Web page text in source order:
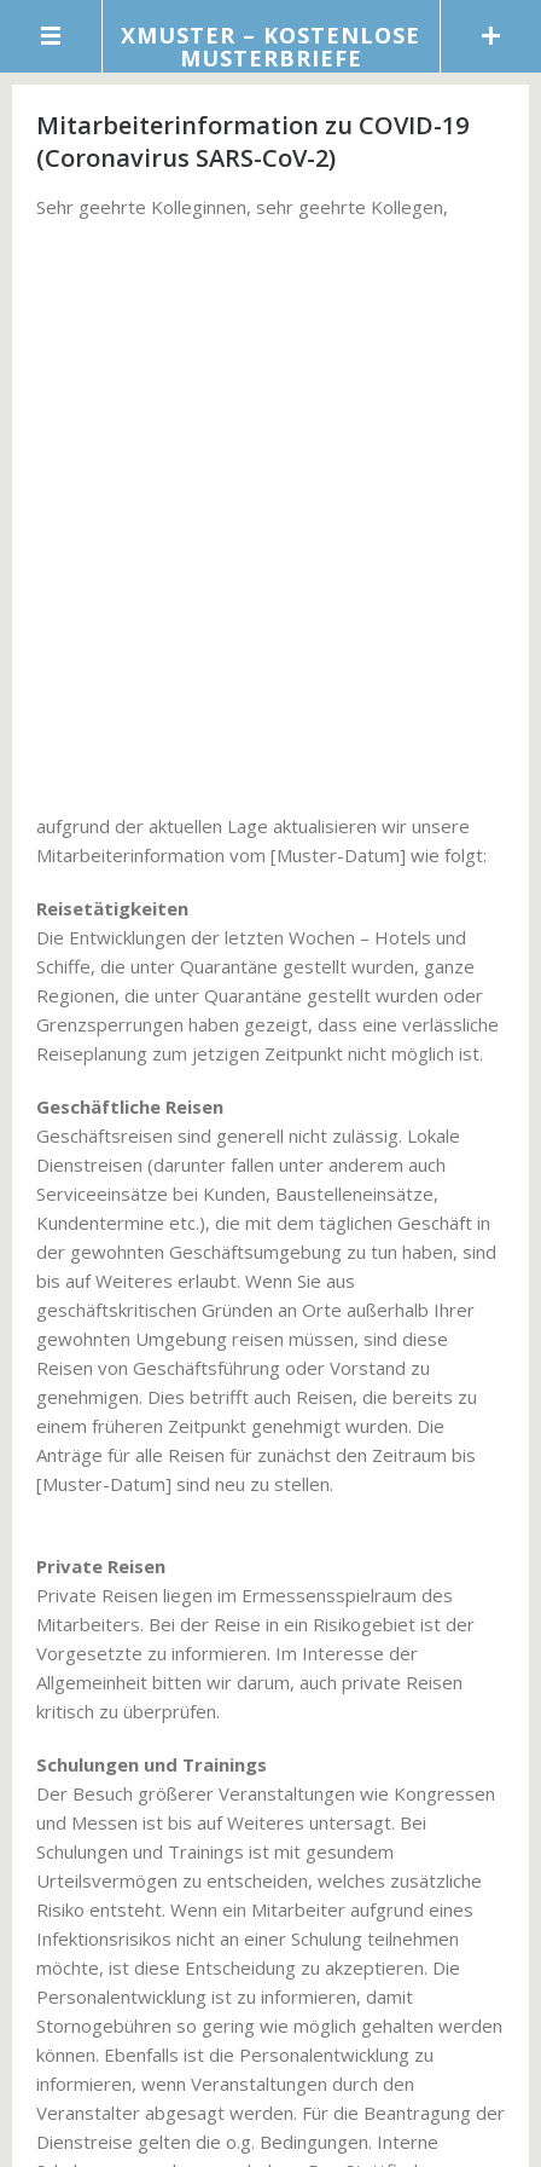
XMUSTER – KOSTENLOSE
MUSTERBRIEFE
Mitarbeiterinformation zu COVID-19
(Coronavirus SARS-CoV-2)
Sehr geehrte Kolleginnen, sehr geehrte Kollegen,
aufgrund der aktuellen Lage aktualisieren wir unsere
Mitarbeiterinformation vom [Muster-Datum] wie folgt:
Reisetätigkeiten
Die Entwicklungen der letzten Wochen – Hotels und
Schiffe, die unter Quarantäne gestellt wurden, ganze
Regionen, die unter Quarantäne gestellt wurden oder
Grenzsperrungen haben gezeigt, dass eine verlässliche
Reiseplanung zum jetzigen Zeitpunkt nicht möglich ist.
Geschäftliche Reisen
Geschäftsreisen sind generell nicht zulässig. Lokale
Dienstreisen (darunter fallen unter anderem auch
Serviceeinsätze bei Kunden, Baustelleneinsätze,
Kundentermine etc.), die mit dem täglichen Geschäft in
der gewohnten Geschäftsumgebung zu tun haben, sind
bis auf Weiteres erlaubt. Wenn Sie aus
geschäftskritischen Gründen an Orte außerhalb Ihrer
gewohnten Umgebung reisen müssen, sind diese
Reisen von Geschäftsführung oder Vorstand zu
genehmigen. Dies betrifft auch Reisen, die bereits zu
einem früheren Zeitpunkt genehmigt wurden. Die
Anträge für alle Reisen für zunächst den Zeitraum bis
[Muster-Datum] sind neu zu stellen.
Private Reisen
Private Reisen liegen im Ermessensspielraum des
Mitarbeiters. Bei der Reise in ein Risikogebiet ist der
Vorgesetzte zu informieren. Im Interesse der
Allgemeinheit bitten wir darum, auch private Reisen
kritisch zu überprüfen.
Schulungen und Trainings
Der Besuch größerer Veranstaltungen wie Kongressen
und Messen ist bis auf Weiteres untersagt. Bei
Schulungen und Trainings ist mit gesundem
Urteilsvermögen zu entscheiden, welches zusätzliche
Risiko entsteht. Wenn ein Mitarbeiter aufgrund eines
Infektionsrisikos nicht an einer Schulung teilnehmen
möchte, ist diese Entscheidung zu akzeptieren. Die
Personalentwicklung ist zu informieren, damit
Stornogebühren so gering wie möglich gehalten werden
können. Ebenfalls ist die Personalentwicklung zu
informieren, wenn Veranstaltungen durch den
Veranstalter abgesagt werden. Für die Beantragung der
Dienstreise gelten die o.g. Bedingungen. Interne